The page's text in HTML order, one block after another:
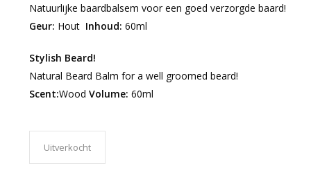
Natuurlijke baardbalsem voor een goed verzorgde baard!
Geur: Hout Inhoud: 60ml
Stylish Beard!
Natural Beard Balm for a well groomed beard!
Scent:Wood Volume: 60ml
Uitverkocht